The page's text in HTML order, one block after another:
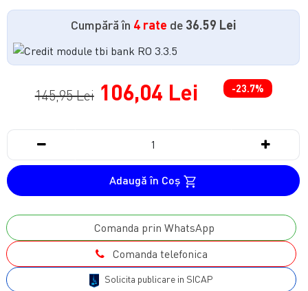
Cumpără în 4 rate de 36.59 Lei
145,95 Lei 106,04 Lei -23.7%
Adaugă în Coş
Comanda prin WhatsApp
Comanda telefonica
Solicita publicare in SICAP